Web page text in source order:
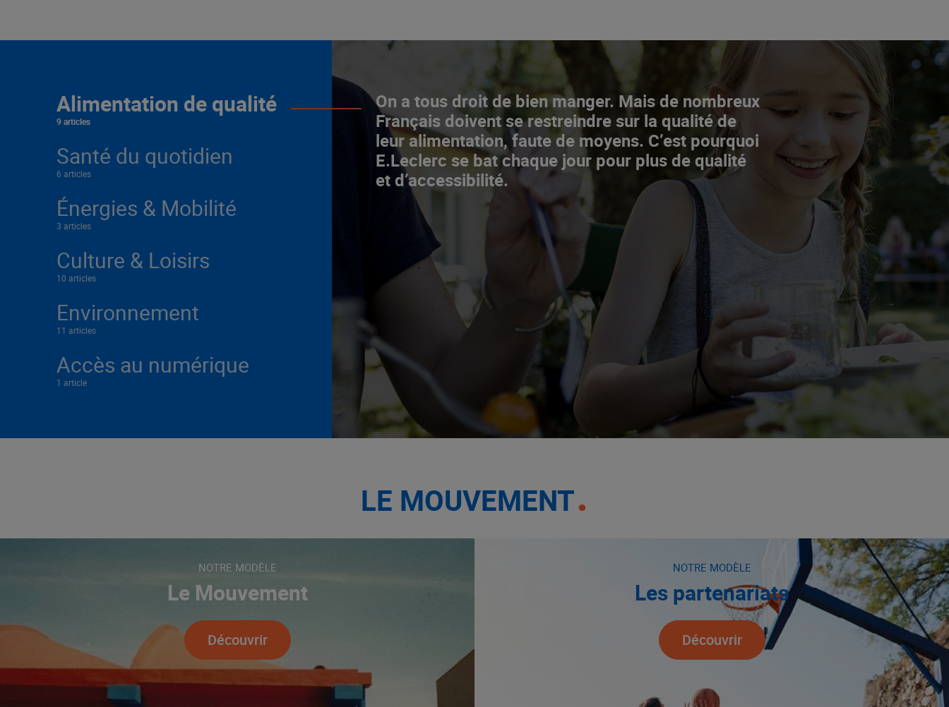
L’ascenceur social
fonctionne chez E.Leclerc !
NOTRE MODÈLE
La Grande Rencontre 2024,
Alimentation de qualité
9 articles
On a tous droit de bien manger. Mais de nombreux
Français doivent se restreindre sur la qualité de
leur alimentation, faute de moyens. C’est pourquoi
E.Leclerc se bat chaque jour pour plus de qualité
et d’accessibilité.
Santé du quotidien
6 articles
Énergies & Mobilité
3 articles
Culture & Loisirs
10 articles
Environnement
11 articles
Accès au numérique
1 article
LE MOUVEMENT
NOTRE MODÈLE
Le Mouvement
Découvrir
NOTRE MODÈLE
Les partenariats
Découvrir